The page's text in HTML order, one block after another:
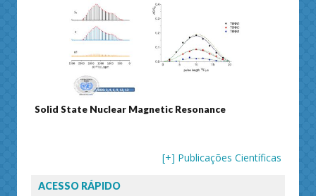
Solid State Nuclear Magnetic Resonance
[+] Publicações Científicas
ACESSO RÁPIDO